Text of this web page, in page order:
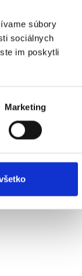
súbory
sociálnych
im poskytli
Marketing